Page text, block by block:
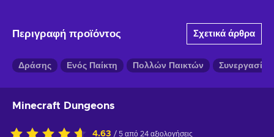
Περιγραφή προϊόντος Σχετικά άρθρα
Δράσης Ενός Παίκτη Πολλών Παικτών Συνεργασίας
Minecraft Dungeons
4.63 / 5 από 24 αξιολογήσεις